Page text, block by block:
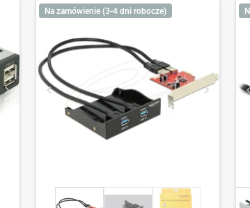
Na zamówienie (3-4 dni robocze)